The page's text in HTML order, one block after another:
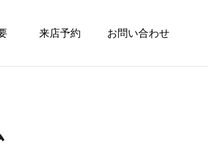
来店予約 お問い合わせ